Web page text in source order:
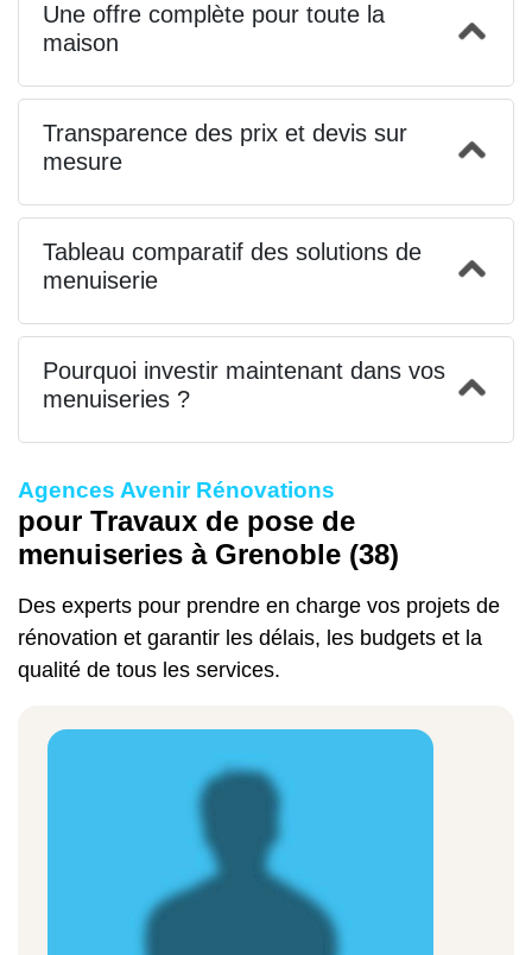
Une offre complète pour toute la
maison
Transparence des prix et devis sur
mesure
Tableau comparatif des solutions de
menuiserie
Pourquoi investir maintenant dans vos
menuiseries ?
Agences Avenir Rénovations
pour Travaux de pose de
menuiseries à Grenoble (38)
Des experts pour prendre en charge vos projets de
rénovation et garantir les délais, les budgets et la
qualité de tous les services.